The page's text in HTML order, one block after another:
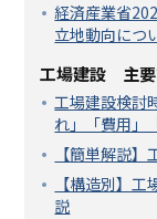
経済産業省
立地動向につ
工場建設 主要
工場建設検討
れ」「費用」
【簡単解説】
【構造別】
説